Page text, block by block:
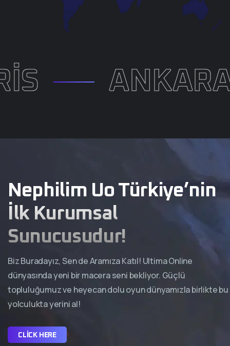
ANKARA
Nephilim Uo Türkiye’nin
İlk Kurumsal
Sunucusudur!
Biz Buradayız, Sen de Aramıza Katıl! Ultima Online
dünyasında yeni bir macera seni bekliyor. Güçlü
topluluğumuz ve heyecan dolu oyun dünyamızla birlikte bu
yolculukta yerini al!
CLICK HERE